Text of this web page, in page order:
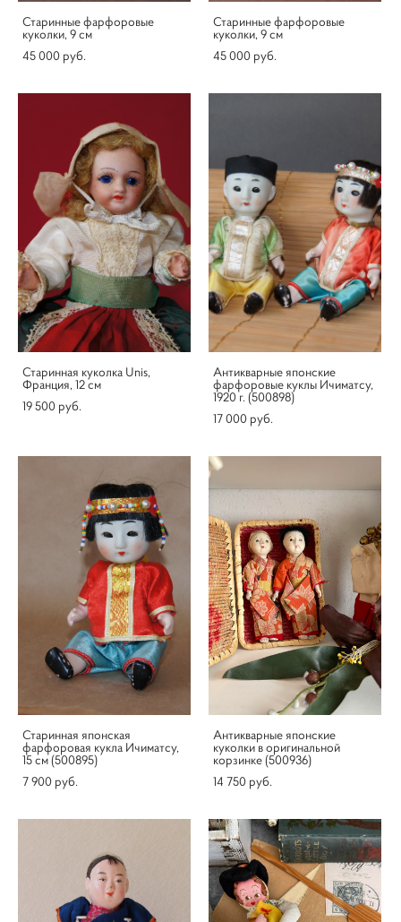
Старинные фарфоровые
куколки, 9 см
45 000 pуб.
Старинные фарфоровые
куколки, 9 см
45 000 pуб.
Старинная куколка Unis,
Франция, 12 см
19 500 pуб.
Антикварные японские
фарфоровые куклы Ичиматсу,
1920 г. (500898)
17 000 pуб.
Старинная японская
фарфоровая кукла Ичиматсу,
15 см (500895)
7 900 pуб.
Антикварные японские
куколки в оригинальной
корзинке (500936)
14 750 pуб.